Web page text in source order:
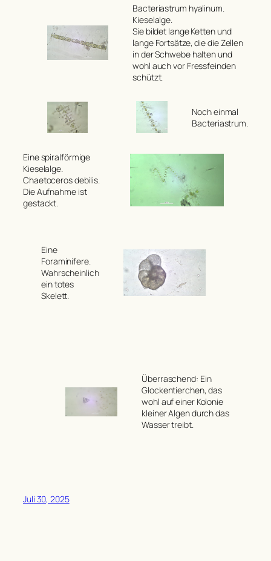
Bacteriastrum hyalinum.
Kieselalge.
Sie bildet lange Ketten und
lange Fortsätze, die die Zellen
in der Schwebe halten und
wohl auch vor Fressfeinden
schützt.
Noch einmal
Bacteriastrum
Eine spiralförmige
Kieselalge.
Chaetoceros debilis.
Die Aufnahme ist
gestackt.
Eine
Foraminifere.
Wahrscheinlich
ein totes
Skelett.
Überraschend: Ein
Glockentierchen, das
wohl auf einer Kolonie
kleiner Algen durch das
Wasser treibt.
Juli 30, 2025